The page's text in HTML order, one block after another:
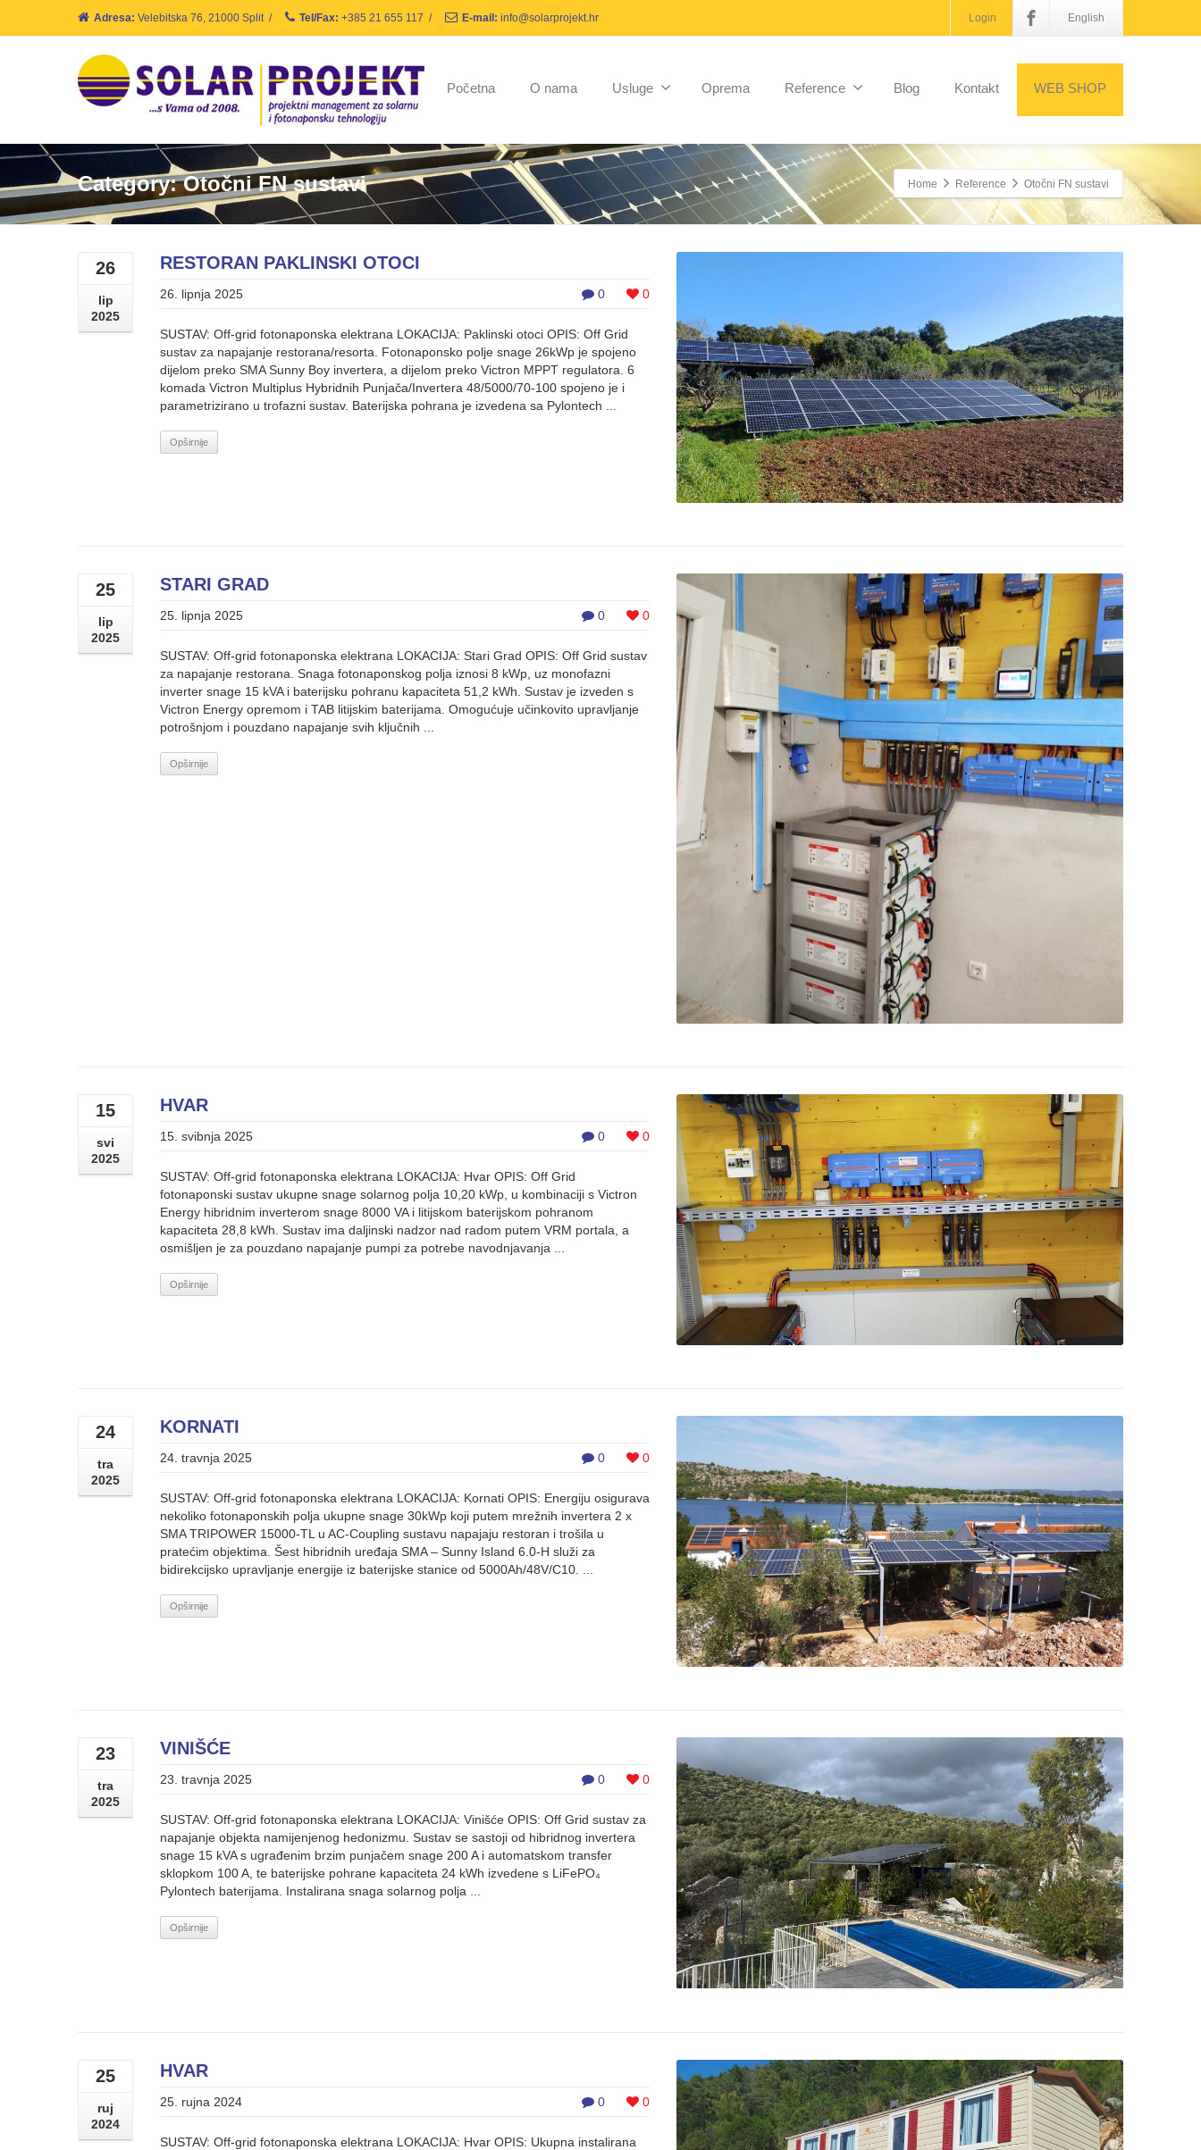
Adresa: Velebitska 76, 21000 Split / Tel/Fax: +385 21 655 117 / E-mail: info@solarprojekt.hr Login English
Početna O nama Usluge Oprema Reference Blog Kontakt WEB SHOP
Category: Otočni FN sustavi Home Reference Otočni FN sustavi
26
lip
2025
RESTORAN PAKLINSKI OTOCI
0 0
26. lipnja 2025
SUSTAV: Off-grid fotonaponska elektrana LOKACIJA: Paklinski otoci OPIS: Off Grid
sustav za napajanje restorana/resorta. Fotonaponsko polje snage 26kWp je spojeno
dijelom preko SMA Sunny Boy invertera, a dijelom preko Victron MPPT regulatora. 6
komada Victron Multiplus Hybridnih Punjača/Invertera 48/5000/70-100 spojeno je i
parametrizirano u trofazni sustav. Baterijska pohrana je izvedena sa Pylontech ...
Opširnije
25
lip
2025
STARI GRAD
0 0
25. lipnja 2025
SUSTAV: Off-grid fotonaponska elektrana LOKACIJA: Stari Grad OPIS: Off Grid sustav
za napajanje restorana. Snaga fotonaponskog polja iznosi 8 kWp, uz monofazni
inverter snage 15 kVA i baterijsku pohranu kapaciteta 51,2 kWh. Sustav je izveden s
Victron Energy opremom i TAB litijskim baterijama. Omogućuje učinkovito upravljanje
potrošnjom i pouzdano napajanje svih ključnih ...
Opširnije
15
svi
2025
HVAR
0 0
15. svibnja 2025
SUSTAV: Off-grid fotonaponska elektrana LOKACIJA: Hvar OPIS: Off Grid
fotonaponski sustav ukupne snage solarnog polja 10,20 kWp, u kombinaciji s Victron
Energy hibridnim inverterom snage 8000 VA i litijskom baterijskom pohranom
kapaciteta 28,8 kWh. Sustav ima daljinski nadzor nad radom putem VRM portala, a
osmišljen je za pouzdano napajanje pumpi za potrebe navodnjavanja ...
Opširnije
24
tra
2025
KORNATI
0 0
24. travnja 2025
SUSTAV: Off-grid fotonaponska elektrana LOKACIJA: Kornati OPIS: Energiju osigurava
nekoliko fotonaponskih polja ukupne snage 30kWp koji putem mrežnih invertera 2 x
SMA TRIPOWER 15000-TL u AC-Coupling sustavu napajaju restoran i trošila u
pratećim objektima. Šest hibridnih uređaja SMA – Sunny Island 6.0-H služi za
bidirekcijsko upravljanje energije iz baterijske stanice od 5000Ah/48V/C10. ...
Opširnije
23
tra
2025
VINIŠĆE
0 0
23. travnja 2025
SUSTAV: Off-grid fotonaponska elektrana LOKACIJA: Vinišće OPIS: Off Grid sustav za
napajanje objekta namijenjenog hedonizmu. Sustav se sastoji od hibridnog invertera
snage 15 kVA s ugrađenim brzim punjačem snage 200 A i automatskom transfer
sklopkom 100 A, te baterijske pohrane kapaciteta 24 kWh izvedene s LiFePO₄
Pylontech baterijama. Instalirana snaga solarnog polja ...
Opširnije
25
ruj
2024
HVAR
0 0
25. rujna 2024
SUSTAV: Off-grid fotonaponska elektrana LOKACIJA: Hvar OPIS: Ukupna instalirana